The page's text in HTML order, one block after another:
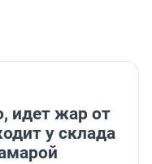
идет жар от
у склада